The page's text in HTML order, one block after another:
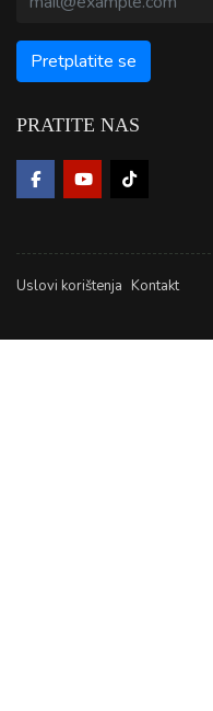
PRATITE NAS
Uslovi korištenja Kontakt